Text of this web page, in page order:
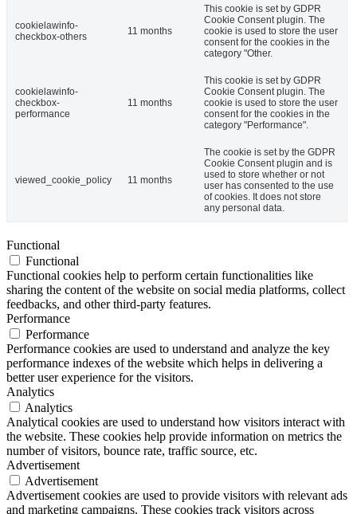
cookielawinfo-
checkbox-others
11 months
This cookie is set by GDPR
Cookie Consent plugin. The
cookie is used to store the user
consent for the cookies in the
category "Other.
cookielawinfo-
checkbox-
performance
11 months
This cookie is set by GDPR
Cookie Consent plugin. The
cookie is used to store the user
consent for the cookies in the
category "Performance".
viewed_cookie_policy 11 months
The cookie is set by the GDPR
Cookie Consent plugin and is
used to store whether or not
user has consented to the use
of cookies. It does not store
any personal data.
Functional
Functional
Functional cookies help to perform certain functionalities like
sharing the content of the website on social media platforms, collect
feedbacks, and other third-party features.
Performance
Performance
Performance cookies are used to understand and analyze the key
performance indexes of the website which helps in delivering a
better user experience for the visitors.
Analytics
Analytics
Analytical cookies are used to understand how visitors interact with
the website. These cookies help provide information on metrics the
number of visitors, bounce rate, traffic source, etc.
Advertisement
Advertisement
Advertisement cookies are used to provide visitors with relevant ads
and marketing campaigns. These cookies track visitors across